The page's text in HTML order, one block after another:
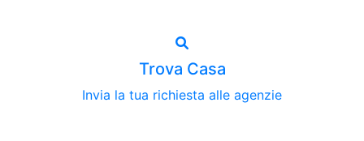
Trova Casa
Invia la tua richiesta alle agenzie